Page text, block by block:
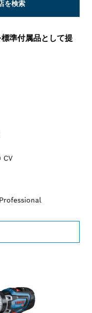
を検索
準付属品として提
CV